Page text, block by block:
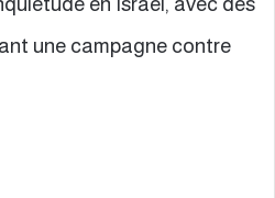
une campagne contre